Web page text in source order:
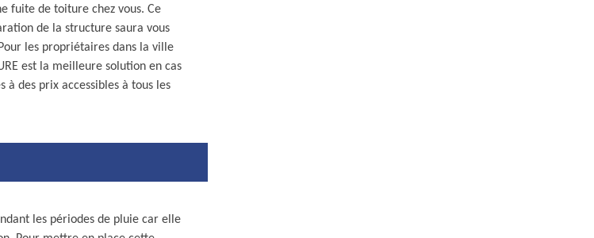
fuite de toiture chez vous. Ce
de la structure saura vous
les propriétaires dans la ville
est la meilleure solution en cas
à des prix accessibles à tous les
les périodes de pluie car elle